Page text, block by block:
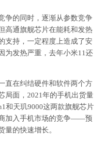
争的同时，逐渐从参数竞争
高通旗舰芯片在能耗和发热
支持，一定程度上造成了安
发热严重，去年小米11还
直在纠结硬件和软件两个方
局面，2021年的手机出货量
和天玑9000这两款旗舰芯片
加入手机市场的竞争——预
量的快速增长。